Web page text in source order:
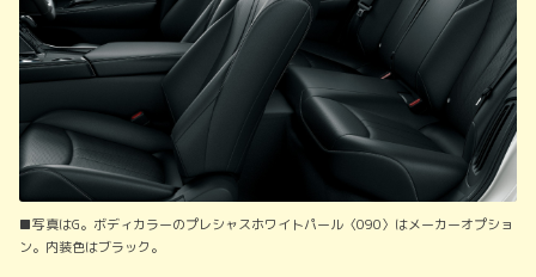
■写真はG。ボディカラーのプレシャスホワイトパール〈090〉はメーカーオプショ
ン。内装色はブラック。